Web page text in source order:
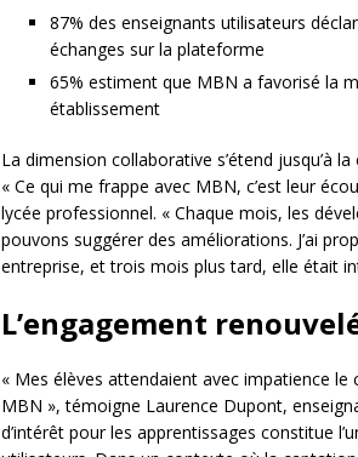
87% des enseignants utilisateurs
échanges sur la plateforme
65% estiment que MBN a favorisé la
établissement
La dimension collaborative s’étend jusqu’à
« Ce qui me frappe avec MBN, c’est leur
lycée professionnel. « Chaque mois, les
pouvons suggérer des améliorations. J’ai
entreprise, et trois mois plus tard, elle était
L’engagement
« Mes élèves attendaient avec impatience le
MBN », témoigne Laurence Dupont,
d’intérêt pour les apprentissages constitue